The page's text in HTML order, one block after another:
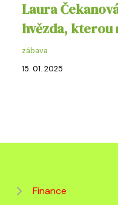
Laura
hvězda, kterou
zábava
15. 01. 2025
Finance